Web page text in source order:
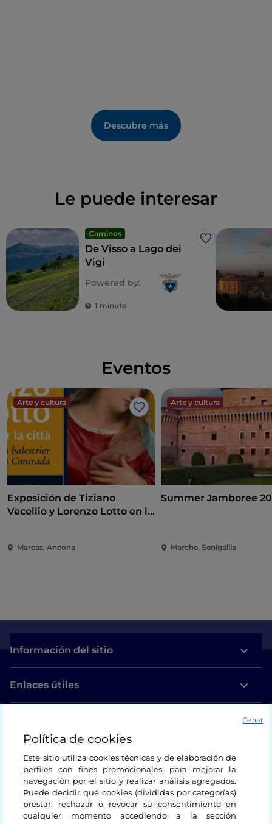
Descubre más
Le puede interesar
Caminos
Me gusta
De Visso a Lago dei
Vigi
Powered by:
1 minuto
Eventos
Arte y cultura
Me gusta
Exposición de Tiziano
Vecellio y Lorenzo Lotto en la
Marcas, Ancona
Arte y cultura
Summer Jamboree
Marche, Senigallia
Información del sitio
Enlaces útiles
Estamos en contacto
Política de cookies
Este sitio utiliza cookies técnicas y de elaboración de
perfiles con fines promocionales, para mejorar la
navegación por el sitio y realizar análisis agregados.
Puede decidir qué cookies (divididas por categorías)
prestar, rechazar o revocar su consentimiento en
cualquier momento accediendo a la sección
Cerrar